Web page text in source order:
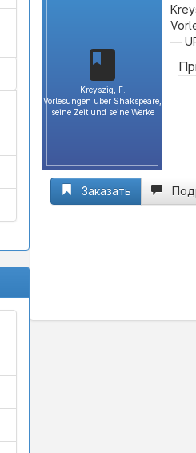
Kreyszig, F.
Vorlesungen uber Shakspeare,
seine Zeit und seine Werke
—
Заказать